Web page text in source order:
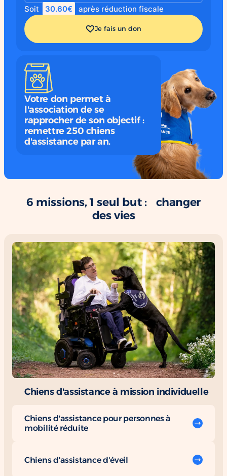
Soit
30.60€ après réduction fiscale
Je fais un don
Votre don permet à
l'association de se
rapprocher de son objectif :
remettre 250 chiens
d'assistance par an.
6 missions, 1 seul but : changer
des vies
Chiens d'assistance à mission individuelle
Chiens d'assistance pour personnes à
mobilité réduite
Chiens d'assistance d'éveil